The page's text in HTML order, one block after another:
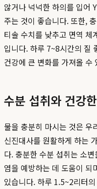
않거나 넉넉한 하의를 입어
주는 것이 좋습니다. 또한,
티솔 수치를 낮추고 면역 체
입니다. 하루 7~8시간의 질
건강에 큰 변화를 가져올 수
수분 섭취와 건강
물을 충분히 마시는 것은 우
신진대사를 원활하게 하는
다. 충분한 수분 섭취는 소
염을 예방하는 데 도움이 되
있습니다. 하루 1.5~2리터